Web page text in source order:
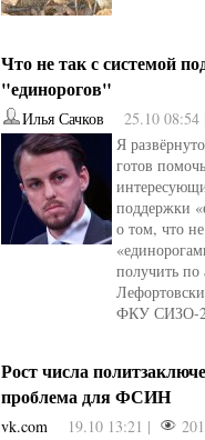
Что не так с системой
"единорогов"
Илья Сачков 25.10
Я
готов
поддержки
о том, что
получить по
ФКУ СИЗО-
Рост числа
проблема для ФСИН
vk.com 19.10 13:21 |